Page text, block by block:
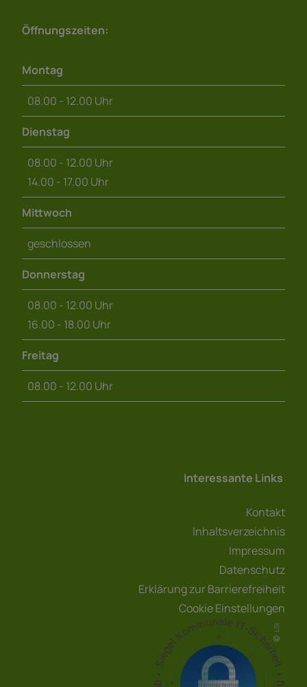
Öffnungszeiten:
Montag
08.00 - 12.00 Uhr
Dienstag
08.00 - 12.00 Uhr
14.00 - 17.00 Uhr
Mittwoch
geschlossen
Donnerstag
08.00 - 12.00 Uhr
16.00 - 18.00 Uhr
Freitag
08.00 - 12.00 Uhr
Interessante Links
Kontakt
Inhaltsverzeichnis
Impressum
Datenschutz
Erklärung zur Barrierefreiheit
Cookie Einstellungen
LSI